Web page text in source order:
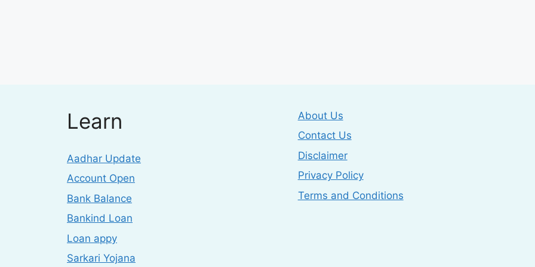
Learn
Aadhar Update
Account Open
Bank Balance
Bankind Loan
Loan appy
Sarkari Yojana
About Us
Contact Us
Disclaimer
Privacy Policy
Terms and Conditions